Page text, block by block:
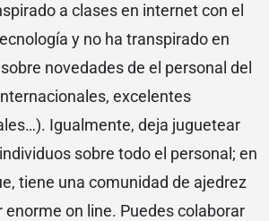
a clases en internet con el
y no ha transpirado en
novedades de el personal del
excelentes
Igualmente, deja juguetear
sobre todo el personal; en
tiene una comunidad de ajedrez
enorme on line. Puedes colaborar